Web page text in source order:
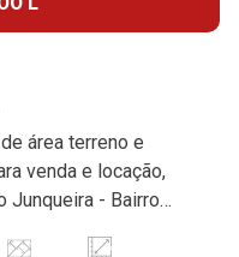
área terreno e
venda e locação,
Junqueira - Bairro